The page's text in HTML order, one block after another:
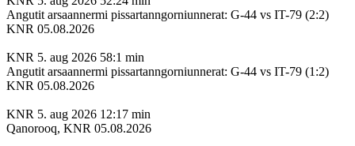
Angutit arsaannermi pissartanngorniunnerat: G-44 vs IT-79 (2:2)
KNR 05.08.2026
KNR 5. aug 2026 58:1 min
Angutit arsaannermi pissartanngorniunnerat: G-44 vs IT-79 (1:2)
KNR 05.08.2026
KNR 5. aug 2026 12:17 min
Qanorooq, KNR 05.08.2026